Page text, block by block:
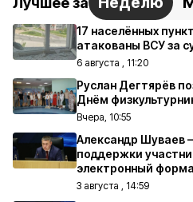
17 населённых
атакованы ВСУ за
6 августа , 11:20
Руслан Дегтярёв
Днём
Вчера, 10:55
Александр Шуваев
поддержки
электронный
3 августа , 14:59